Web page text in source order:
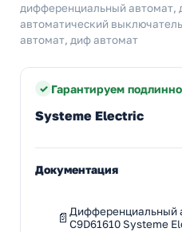
дифференциальный автомат,
автоматический
автомат, диф автомат
Гарантируем
Systeme Electric
Документация
Дифференциальный
C9D61610 Systeme